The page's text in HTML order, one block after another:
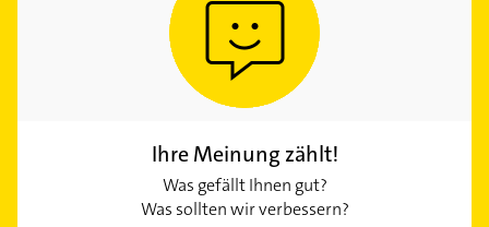
Ihre Meinung zählt!
Was gefällt Ihnen gut?
Was sollten wir verbessern?